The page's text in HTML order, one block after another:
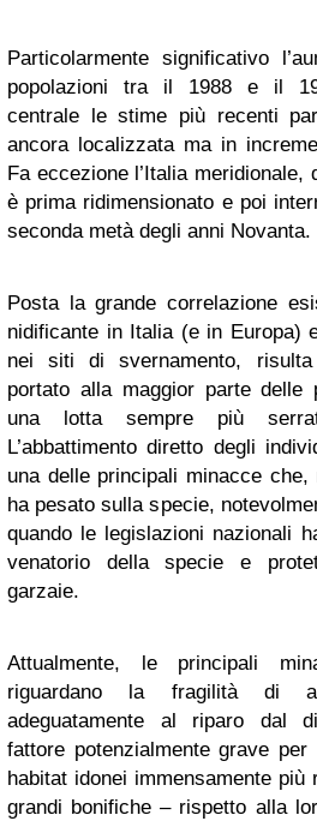
Particolarmente significativo
popolazioni tra il 1988 e il
centrale le stime più recenti
ancora localizzata ma in
Fa eccezione l’Italia
è prima ridimensionato e poi
seconda metà degli anni Novanta.
Posta la grande correlazione
nidificante in Italia (e in Europa)
nei siti di svernamento,
portato alla maggior parte delle
una lotta sempre più
L’abbattimento diretto degli
una delle principali minacce
ha pesato sulla specie,
quando le legislazioni nazionali
venatorio della specie e
garzaie.
Attualmente, le principali
riguardano la fragilità di
adeguatamente al riparo dal
fattore potenzialmente grave
habitat idonei immensamente
grandi bonifiche – rispetto alla